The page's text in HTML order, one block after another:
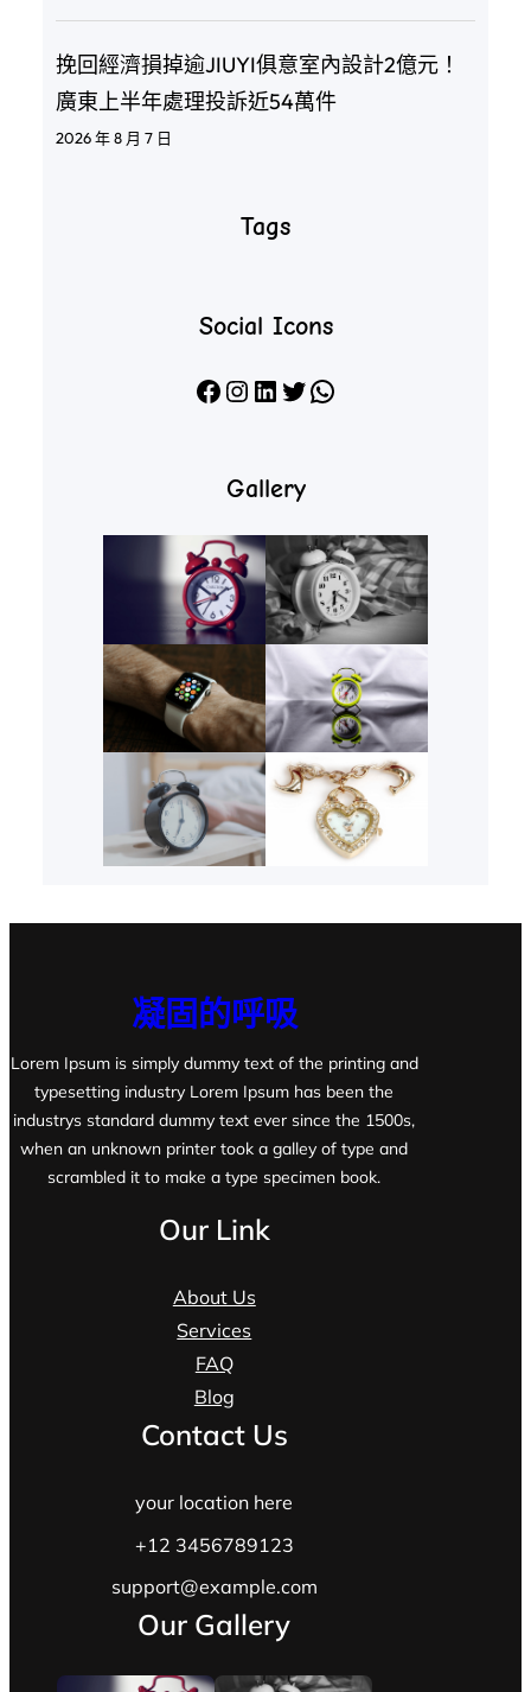
挽回經濟損掉逾JIUYI俱意室內設計2億元！
廣東上半年處理投訴近54萬件
2026 年 8 月 7 日
Tags
Social Icons
Facebook Instagram LinkedIn X WhatsApp
Gallery
凝固的呼吸
Lorem Ipsum is simply dummy text of the printing and
typesetting industry Lorem Ipsum has been the
industrys standard dummy text ever since the 1500s,
when an unknown printer took a galley of type and
scrambled it to make a type specimen book.
Our Link
About Us
Services
FAQ
Blog
Contact Us
your location here
+12 3456789123
support@example.com
Our Gallery